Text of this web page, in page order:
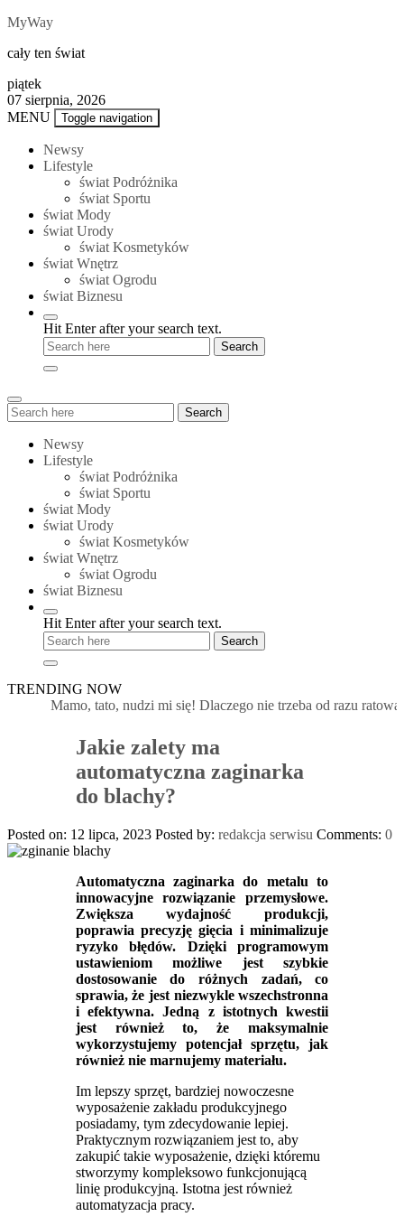
Skip
content
MyWay
cały ten świat
piątek
07 sierpnia, 2026
MENU
Toggle navigation
Newsy
Lifestyle
świat Podróżnika
świat Sportu
świat Mody
świat Urody
świat Kosmetyków
świat Wnętrz
świat Ogrodu
świat Biznesu
Hit Enter after your search text.
Search
for:
Search
Newsy
Lifestyle
świat Podróżnika
świat Sportu
świat Mody
świat Urody
świat Kosmetyków
świat Wnętrz
świat Ogrodu
świat Biznesu
Hit Enter after your search text.
TRENDING NOW
Mamo, tato, nudzi mi się! Dlaczego nie trzeba od razu ratować
Jakie zalety ma
automatyczna zaginarka
do blachy?
Posted on: 12 lipca, 2023 Posted by: redakcja serwisu Comments: 0
Automatyczna zaginarka do metalu to
innowacyjne rozwiązanie przemysłowe.
Zwiększa wydajność produkcji,
poprawia precyzję gięcia i minimalizuje
ryzyko błędów. Dzięki programowym
ustawieniom możliwe jest szybkie
dostosowanie do różnych zadań, co
sprawia, że ​​jest niezwykle wszechstronna
i efektywna. Jedną z istotnych kwestii
jest również to, że maksymalnie
wykorzystujemy potencjał sprzętu, jak
również nie marnujemy materiału.
Im lepszy sprzęt, bardziej nowoczesne
wyposażenie zakładu produkcyjnego
posiadamy, tym zdecydowanie lepiej.
Praktycznym rozwiązaniem jest to, aby
zakupić takie wyposażenie, dzięki któremu
stworzymy kompleksowo funkcjonującą
linię produkcyjną. Istotna jest również
automatyzacja pracy.